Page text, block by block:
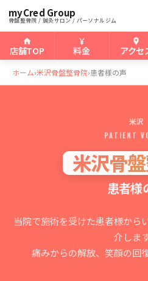
myCred Group
骨盤整骨院 / 鍼灸サロン / パーソナルジム
店舗TOP 料金 アクセ
ホーム›米沢骨盤整骨院›患者様の声
米沢
PATIENT
米沢骨
患者様
当院で施術を受けた患者様から
介します
痛みからの解放、笑顔の回